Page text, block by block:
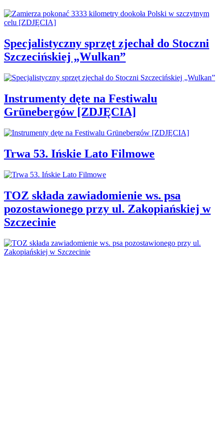
Specjalistyczny sprzęt zjechał do Stoczni
Szczecińskiej „Wulkan”
Instrumenty dęte na Festiwalu
Grünebergów [ZDJĘCIA]
Trwa 53. Ińskie Lato Filmowe
TOZ składa zawiadomienie ws. psa
pozostawionego przy ul. Zakopiańskiej w
Szczecinie